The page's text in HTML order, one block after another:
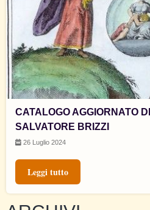
CATALOGO AGGIORNATO
SALVATORE BRIZZI
26 Luglio 2024
Leggi tutto